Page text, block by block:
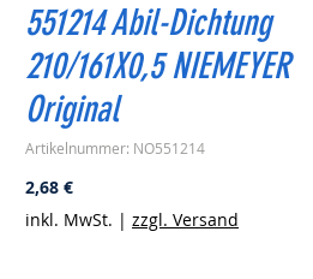
551214 Abil-Dichtung
210/161X0,5 NIEMEYER
Original
Artikelnummer: NO551214
2,68 €Preis
inkl. MwSt. | zzgl. Versand